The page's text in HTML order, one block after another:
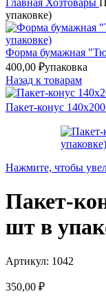
Главная Хозтовары
упаковке)
Форма бумажная
400,00 ₽упаковка
Назад к товарам
Пакет-конус
Нажмите, чтобы
Пакет-
шт в
Артикул: 1042
350,00 ₽